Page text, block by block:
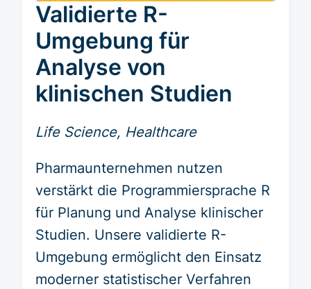
Validierte R-
Umgebung für
Analyse von
klinischen Studien
Life Science, Healthcare
Pharmaunternehmen nutzen
verstärkt die Programmiersprache R
für Planung und Analyse klinischer
Studien. Unsere validierte R-
Umgebung ermöglicht den Einsatz
moderner statistischer Verfahren